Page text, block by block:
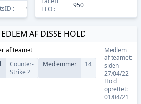
:
9409
ELO :
950
AF DISSE HOLD
af teamet
Counter-
Strike 2
Medlemmer 14
Medlem
af teamet:
siden
27/04/22
Hold
oprettet:
01/04/21